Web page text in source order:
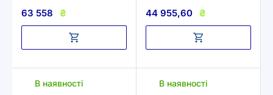
63 558 ₴ 44 955,60 ₴
В наявності В наявності